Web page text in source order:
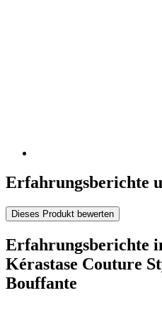
Erfahrungsberichte
Dieses Produkt bewerten
Erfahrungsberichte
Kérastase Couture
Bouffante